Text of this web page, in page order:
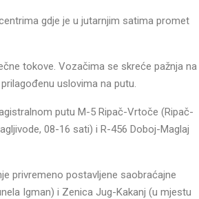
gdje je u jutarnjim satima promet
tokove. Vozačima se skreće pažnja na
uslovima na putu.
putu M-5 Ripač-Vrtoče (Ripač-
08-16 sati) i R-456 Doboj-Maglaj
privremeno postavljene saobraćajne
Igman) i Zenica Jug-Kakanj (u mjestu